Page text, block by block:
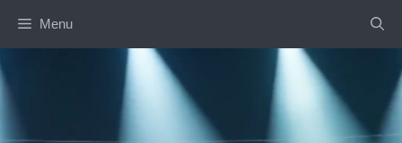
contenu
Menu